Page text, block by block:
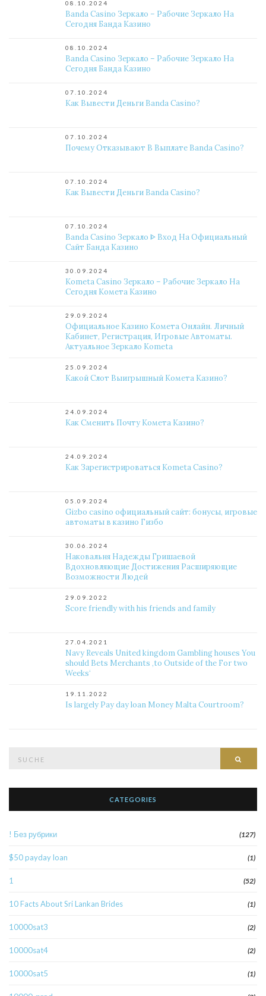
08.10.2024
Banda Casino Зеркало – Рабочие Зеркало На
Сегодня Банда Казино
08.10.2024
Banda Casino Зеркало – Рабочие Зеркало На
Сегодня Банда Казино
07.10.2024
Как Вывести Деньги Banda Casino?
07.10.2024
Почему Отказывают В Выплате Banda Casino?
07.10.2024
Как Вывести Деньги Banda Casino?
07.10.2024
Banda Casino Зеркало ᐈ Вход На Официальный
Сайт Банда Казино
30.09.2024
Kometa Casino Зеркало – Рабочие Зеркало На
Сегодня Комета Казино
29.09.2024
Официальное Казино Комета Онлайн. Личный
Кабинет, Регистрация, Игровые Автоматы.
Актуальное Зеркало Kometa
25.09.2024
Какой Слот Выигрышный Комета Казино?
24.09.2024
Как Сменить Почту Комета Казино?
24.09.2024
Как Зарегистрироваться Kometa Casino?
05.09.2024
Gizbo casino официальный сайт: бонусы, игровые
автоматы в казино Гизбо
30.06.2024
Наковальня Надежды Гришаевой
Вдохновляющие Достижения Расширяющие
Возможности Людей
29.09.2022
Score friendly with his friends and family
27.04.2021
Navy Reveals United kingdom Gambling houses You
should Bets Merchants ‚to Outside of the For two
Weeks‘
19.11.2022
Is largely Pay day loan Money Malta Courtroom?
CATEGORIES
! Без рубрики (127)
$50 payday loan (1)
1 (52)
10 Facts About Sri Lankan Brides (1)
10000sat3 (2)
10000sat4 (2)
10000sat5 (1)